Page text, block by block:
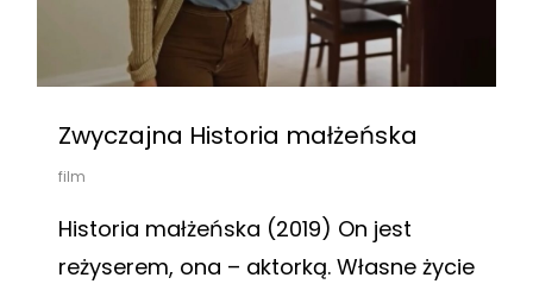
Zwyczajna Historia małżeńska
film
Historia małżeńska (2019) On jest
reżyserem, ona – aktorką. Własne życie